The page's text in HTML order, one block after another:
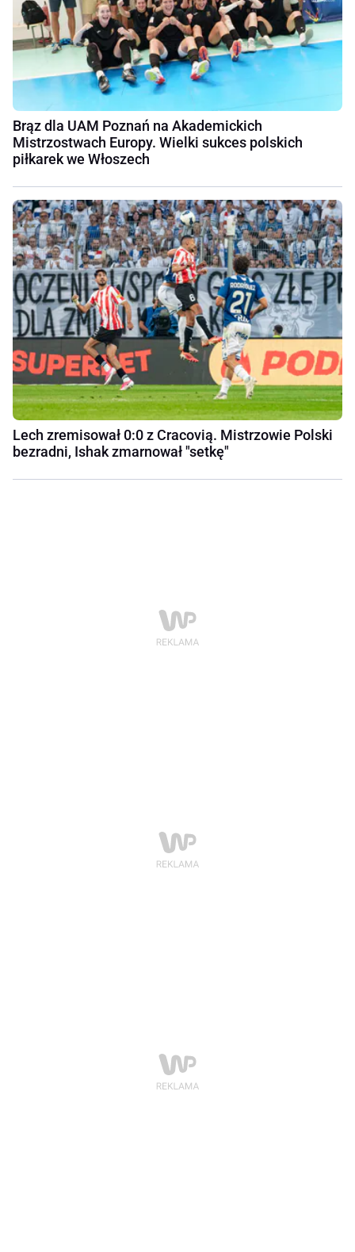
Brąz dla UAM Poznań na Akademickich
Mistrzostwach Europy. Wielki sukces polskich
piłkarek we Włoszech
Lech zremisował 0:0 z Cracovią. Mistrzowie Polski
bezradni, Ishak zmarnował "setkę"